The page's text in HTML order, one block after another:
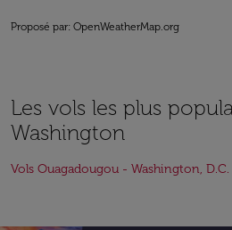
Proposé par: OpenWeatherMap.org
Les vols les plus
Washington
Vols Ouagadougou - Washington, D.C.